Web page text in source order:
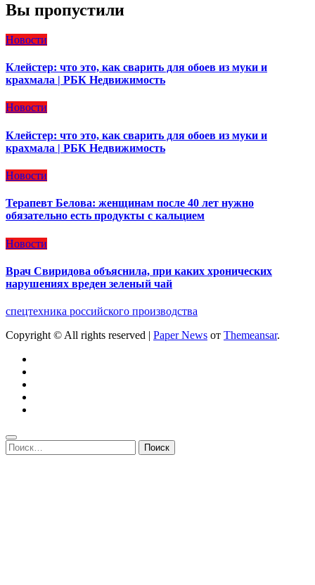
Вы пропустили
Новости
Клейстер: что это, как сварить для обоев из муки и
крахмала | РБК Недвижимость
Новости
Клейстер: что это, как сварить для обоев из муки и
крахмала | РБК Недвижимость
Новости
Терапевт Белова: женщинам после 40 лет нужно
обязательно есть продукты с кальцием
Новости
Врач Свиридова объяснила, при каких хронических
нарушениях вреден зеленый чай
спецтехника российского производства
Copyright © All rights reserved | Paper News от Themeansar.
Найти: